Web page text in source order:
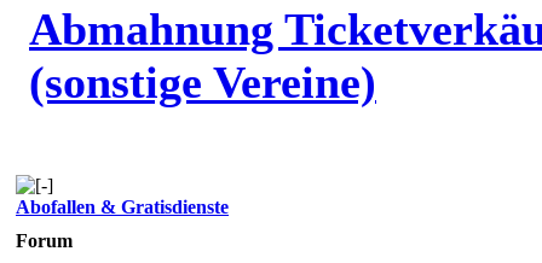
Abmahnung
(sonstige Vereine)
Abofallen & Gratisdienste
Forum